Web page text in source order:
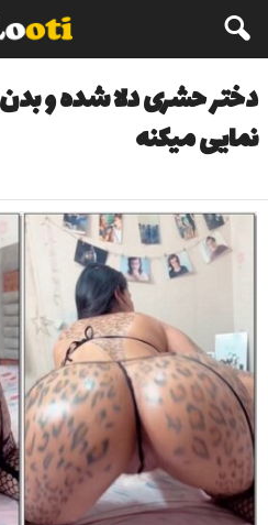
دختر حشری دلا شده و
نمایی میکنه